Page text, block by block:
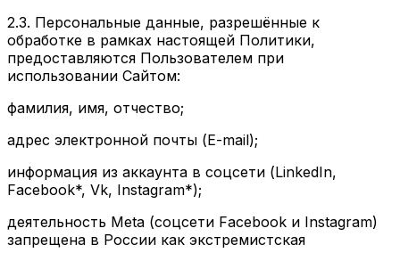
2.3. Персональные данные, разрешённые к
обработке в рамках настоящей Политики,
предоставляются Пользователем при
использовании Сайтом:
фамилия, имя, отчество;
адрес электронной почты (E-mail);
информация из аккаунта в соцсети (LinkedIn,
Facebook*, Vk, Instagram*);
деятельность Meta (соцсети Facebook и Instagram)
запрещена в России как экстремистская